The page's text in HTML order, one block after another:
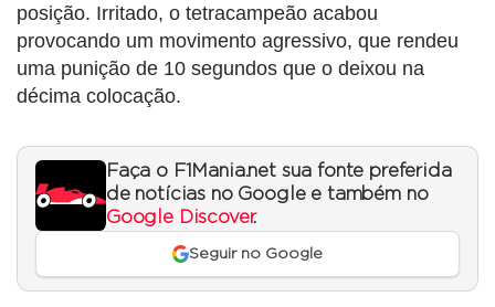
posição. Irritado, o tetracampeão acabou
provocando um movimento agressivo, que rendeu
uma punição de 10 segundos que o deixou na
décima colocação.
Faça o F1Mania.net sua fonte preferida
de notícias no Google e também no
Google Discover.
Seguir no Google